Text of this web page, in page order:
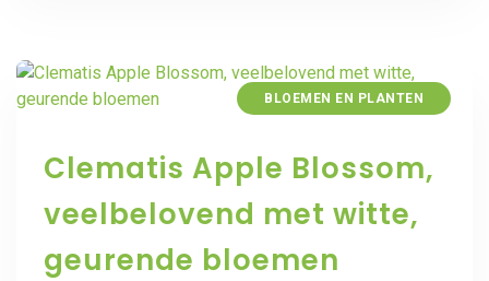
BLOEMEN EN PLANTEN
Clematis Apple Blossom,
veelbelovend met witte,
geurende bloemen